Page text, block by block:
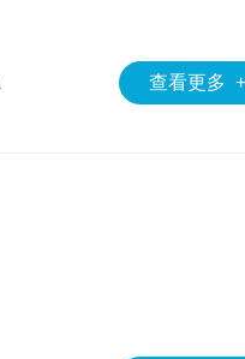
查看更多 +